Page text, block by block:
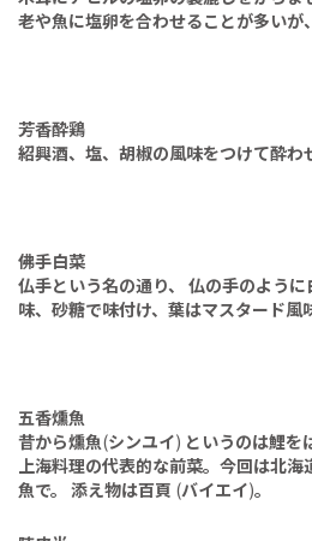
老や魚に塩卵を合わせることが多いが
芳香酔鶏
紹興酒、塩、胡椒の風味をつけて酔わ
佛手白菜
仏手という名の通り、
仏の手のよう
味、砂糖で味付け、葉はマスタード風
五香燻魚
昔から燻魚(シンユイ) というのは鯉を
上海料理の代表的な前菜。今回は北
魚で。 添え物は百頁 (バイエイ)。